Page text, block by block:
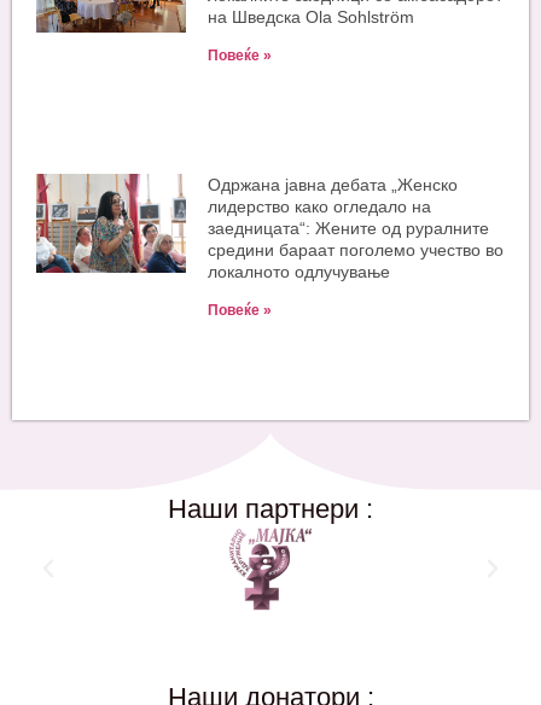
на Шведска Ola Sohlström
Повеќе »
Одржана јавна дебата „Женско
лидерство како огледало на
заедницата“: Жените од руралните
средини бараат поголемо учество во
локалното одлучување
Повеќе »
Наши партнери :
Наши донатори :